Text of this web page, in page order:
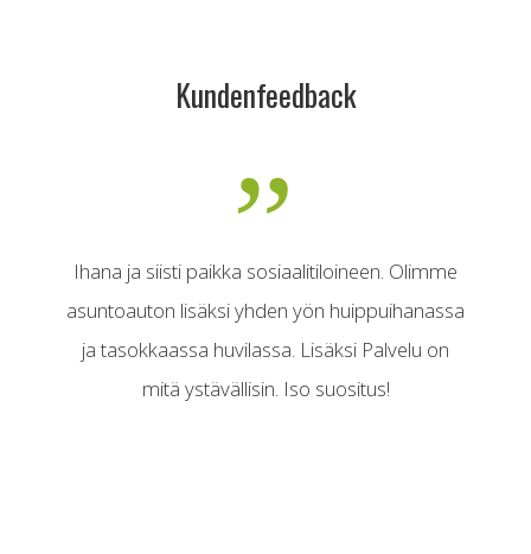
Kundenfeedback
Ihana ja siisti paikka sosiaalitiloineen. Olimme
asuntoauton lisäksi yhden yön huippuihanassa
ja tasokkaassa huvilassa. Lisäksi Palvelu on
mitä ystävällisin. Iso suositus!